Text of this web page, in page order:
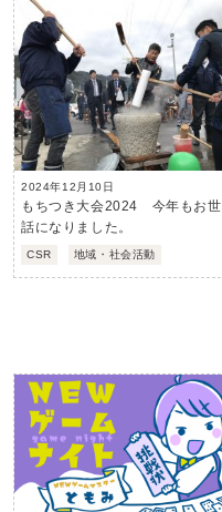
2024年12月10日
もちつき大会2024 今年もお世
話になりました。
CSR 地域・社会活動